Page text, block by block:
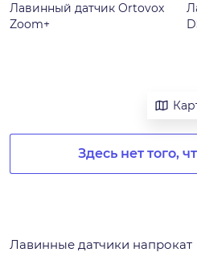
Лавинный датчик Ortovox
Zoom+
Здесь нет того,
Лавинные датчики напрокат